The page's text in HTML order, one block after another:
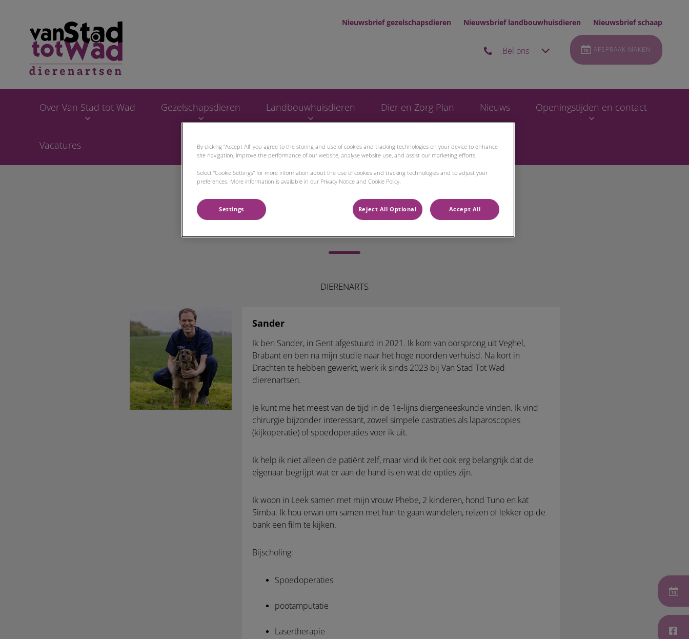
Nieuwsbrief gezelschapsdieren Nieuwsbrief landbouwhuisdieren Nieuwsbrief schaap
Bel ons AFSPRAAK MAKEN
Over Van Stad tot Wad Gezelschapsdieren Landbouwhuisdieren Dier en Zorg Plan Nieuws Openingstijden en contact
Vacatures
Sander
DIERENARTS
Sander
Ik ben Sander, in Gent afgestuurd in 2021. Ik kom van oorsprong uit Veghel,
Brabant en ben na mijn studie naar het hoge noorden verhuisd. Na kort in
Drachten te hebben gewerkt, werk ik sinds 2023 bij Van Stad Tot Wad
dierenartsen.
Je kunt me het meest van de tijd in de 1e-lijns diergeneeskunde vinden. Ik vind
chirurgie bijzonder interessant, zowel simpele castraties als laparoscopies
(kijkoperatie) of spoedoperaties voer ik uit.
Ik help ik niet alleen de patiënt zelf, maar vind ik het ook erg belangrijk dat de
eigenaar begrijpt wat er aan de hand is en wat de opties zijn.
Ik woon in Leek samen met mijn vrouw Phebe, 2 kinderen, hond Tuno en kat
Simba. Ik hou ervan om samen met hun te gaan wandelen, reizen of lekker op de
bank een film te kijken.
Bijscholing:
Spoedoperaties
pootamputatie
Lasertherapie
By clicking “Accept All” you agree to the storing and use of cookies and tracking technologies on your device to enhance
site navigation, improve the performance of our website, analyse website use, and assist our marketing efforts.
Select “Cookie Settings” for more information about the use of cookies and tracking technologies and to adjust your
preferences. More information is available in our Privacy Notice and Cookie Policy.
Settings Reject All Optional Accept All